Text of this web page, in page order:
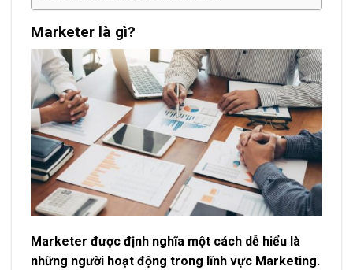
Marketer là gì?
Marketer được định nghĩa một cách dễ hiểu là
những người hoạt động trong lĩnh vực Marketing.